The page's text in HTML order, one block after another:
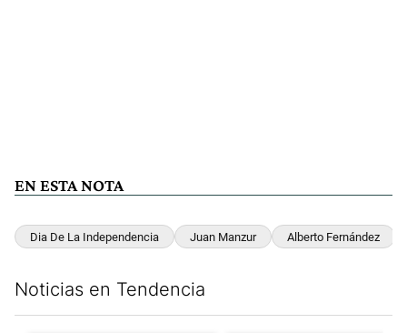
EN ESTA NOTA
Dia De La Independencia Juan Manzur Alberto Fernández
Noticias en Tendencia